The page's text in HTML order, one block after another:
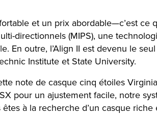
et un prix abordable—c’est ce
directionnels (MIPS), une
En outre, l’Align II est devenu le
Institute et State University.
note de casque cinq étoiles
pour un ajustement facile, notre
à la recherche d’un casque